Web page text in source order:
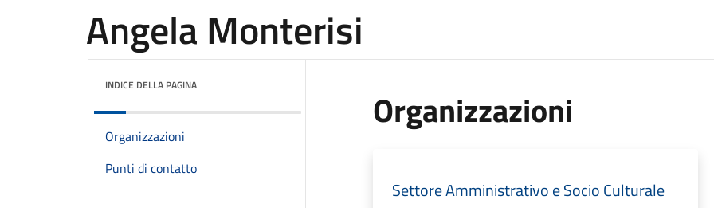
Angela Monterisi
INDICE DELLA PAGINA
Organizzazioni
Punti di contatto
Organizzazioni
Settore Amministrativo e Socio Culturale